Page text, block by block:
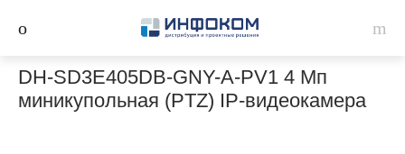
DH-SD3E405DB-GNY-A-PV1 4 Мп
миникупольная (PTZ) IP-видеокамера